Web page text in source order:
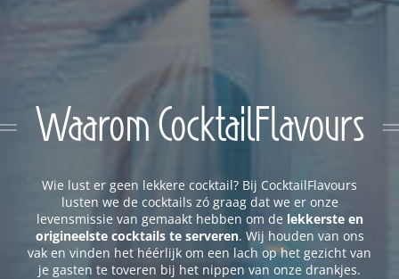
Waarom CocktailFlavours
Wie lust er geen lekkere cocktail? Bij CocktailFlavours
lusten we de cocktails zó graag dat we er onze
levensmissie van gemaakt hebben om de lekkerste en
origineelste cocktails te serveren. Wij houden van ons
vak en vinden het héérlijk om een lach op het gezicht van
je gasten te toveren bij het nippen van onze drankjes.